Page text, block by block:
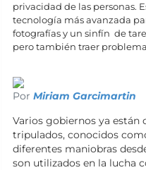
privacidad de las personas.
tecnología más avanzada
fotografías y un sinfín de
pero también traer
Por Miriam Garcimartin
Varios gobiernos ya están
tripulados, conocidos
diferentes maniobras
son utilizados en la lucha